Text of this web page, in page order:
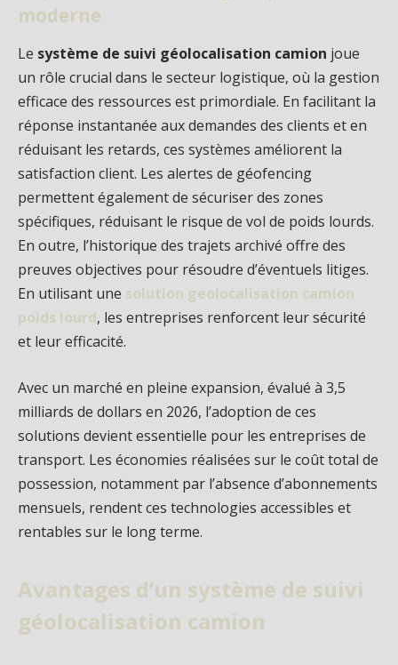
moderne
Le système de suivi géolocalisation camion joue
un rôle crucial dans le secteur logistique, où la gestion
efficace des ressources est primordiale. En facilitant la
réponse instantanée aux demandes des clients et en
réduisant les retards, ces systèmes améliorent la
satisfaction client. Les alertes de géofencing
permettent également de sécuriser des zones
spécifiques, réduisant le risque de vol de poids lourds.
En outre, l’historique des trajets archivé offre des
preuves objectives pour résoudre d’éventuels litiges.
En utilisant une solution geolocalisation camion
poids lourd, les entreprises renforcent leur sécurité
et leur efficacité.
Avec un marché en pleine expansion, évalué à 3,5
milliards de dollars en 2026, l’adoption de ces
solutions devient essentielle pour les entreprises de
transport. Les économies réalisées sur le coût total de
possession, notamment par l’absence d’abonnements
mensuels, rendent ces technologies accessibles et
rentables sur le long terme.
Avantages d’un système de suivi
géolocalisation camion